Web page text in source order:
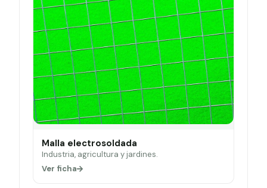
Malla electrosoldada
Industria, agricultura y jardines.
Ver ficha